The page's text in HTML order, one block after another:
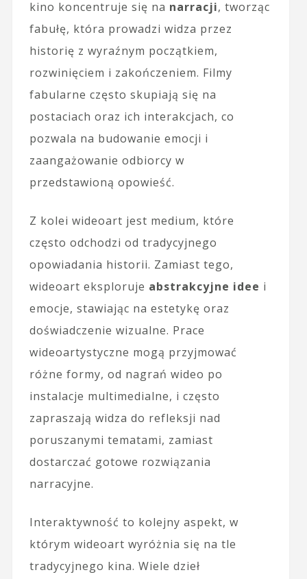
kino koncentruje się na narracji, tworząc
fabułę, która prowadzi widza przez
historię z wyraźnym początkiem,
rozwinięciem i zakończeniem. Filmy
fabularne często skupiają się na
postaciach oraz ich interakcjach, co
pozwala na budowanie emocji i
zaangażowanie odbiorcy w
przedstawioną opowieść.
Z kolei wideoart jest medium, które
często odchodzi od tradycyjnego
opowiadania historii. Zamiast tego,
wideoart eksploruje abstrakcyjne idee i
emocje, stawiając na estetykę oraz
doświadczenie wizualne. Prace
wideoartystyczne mogą przyjmować
różne formy, od nagrań wideo po
instalacje multimedialne, i często
zapraszają widza do refleksji nad
poruszanymi tematami, zamiast
dostarczać gotowe rozwiązania
narracyjne.
Interaktywność to kolejny aspekt, w
którym wideoart wyróżnia się na tle
tradycyjnego kina. Wiele dzieł